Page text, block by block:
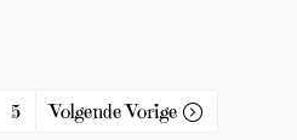
5 Volgende Vorige